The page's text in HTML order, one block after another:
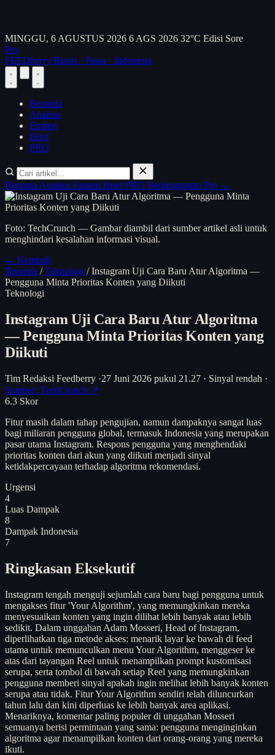
MINGGU, 6 AGUSTUS 2026 6 AGS 2026 32°C Edisi Sore
Pro
FEEDberry Bisnis · Pasar · Indonesia
Beranda
Analisis
Emiten
Brief
PRO
Beranda Analisis Emiten BriefPRO Berlangganan Pro →
Foto: TechCrunch — Gambar diambil dari sumber artikel asli untuk
menghindari kesalahan informasi visual.
← Kembali
Beranda / Teknologi / Instagram Uji Cara Baru Atur Algoritma —
Pengguna Minta Prioritas Konten yang Diikuti
Teknologi
Instagram Uji Cara Baru Atur Algoritma
— Pengguna Minta Prioritas Konten yang
Diikuti
Tim Redaksi Feedberry ·27 Juni 2026 pukul 21.27 · Sinyal rendah ·
Sumber: TechCrunch ↗
6.3 Skor
Fitur masih dalam tahap pengujian, namun dampaknya sangat luas
bagi miliaran pengguna global, termasuk Indonesia yang merupakan
pasar utama Instagram. Respons pengguna yang menghendaki
prioritas konten dari akun yang diikuti menjadi sinyal
ketidakpercayaan terhadap algoritma rekomendasi.
Urgensi
4
Luas Dampak
8
Dampak Indonesia
7
Ringkasan Eksekutif
Instagram tengah menguji sejumlah cara baru bagi pengguna untuk
mengakses fitur 'Your Algorithm', yang memungkinkan mereka
menyesuaikan konten yang ingin dilihat lebih banyak atau lebih
sedikit. Dalam unggahan Adam Mosseri, Head of Instagram,
diperlihatkan tiga metode akses: menarik layar ke bawah di feed
utama untuk memunculkan menu Your Algorithm, menggeser ke
atas dari tayangan Reel untuk menampilkan prompt kustomisasi
serupa, serta tombol di bawah setiap Reel yang memungkinkan
pengguna memberi sinyal apakah ingin melihat lebih banyak konten
serupa atau tidak. Fitur Your Algorithm sendiri telah diluncurkan
tahun lalu dan kini diperluas ke lebih banyak area aplikasi.
Menariknya, komentar paling populer di unggahan Mosseri
semuanya berisi permintaan yang sama: pengguna menginginkan
algoritma agar menampilkan konten dari orang-orang yang mereka
ikuti.